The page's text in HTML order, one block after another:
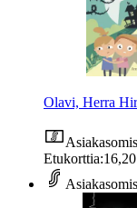
Olavi, Herra
Etukorttia: